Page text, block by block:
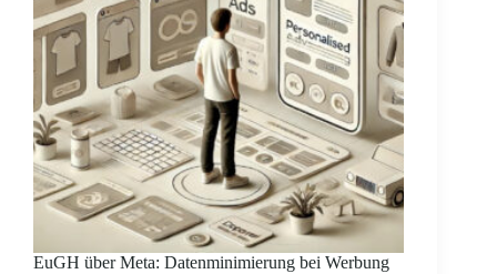
EuGH über Meta: Datenminimierung bei Werbung